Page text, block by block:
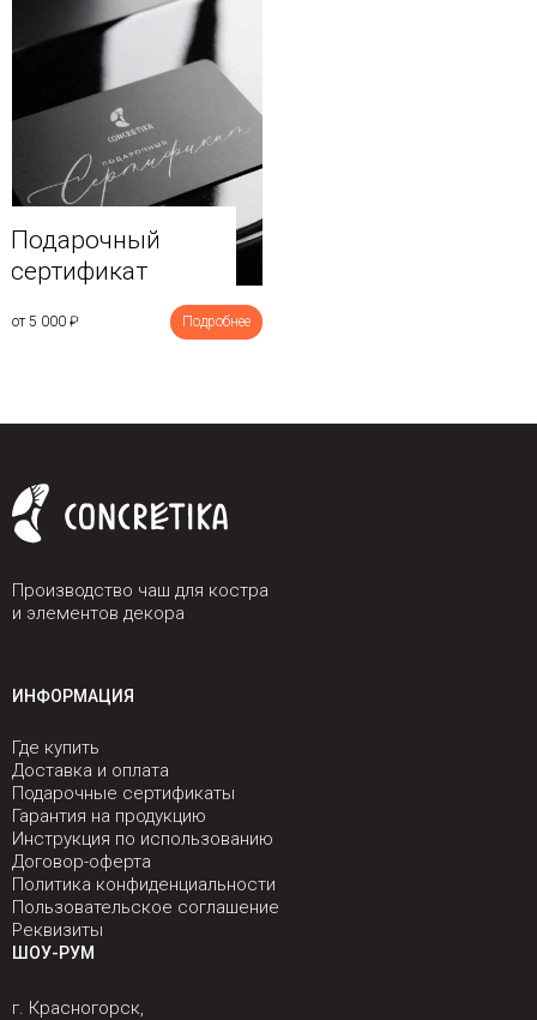
Подарочный
сертификат
от 5 000 ₽ Подробнее
Производство чаш для костра
и элементов декора
ИНФОРМАЦИЯ
Где купить
Доставка и оплата
Подарочные сертификаты
Гарантия на продукцию
Инструкция по использованию
Договор-оферта
Политика конфиденциальности
Пользовательское соглашение
Реквизиты
ШОУ-РУМ
г. Красногорск,